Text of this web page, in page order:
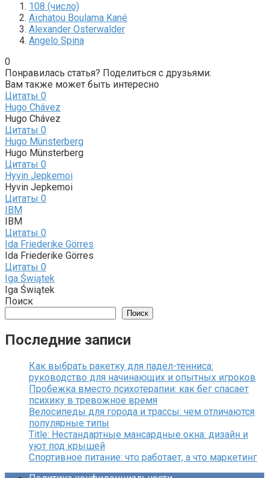
108 (число)
Aïchatou Boulama Kané
Alexander Osterwalder
Angelo Spina
0
Понравилась статья? Поделиться с друзьями:
Вам также может быть интересно
Цитаты 0
Hugo Chávez
Hugo Chávez
Цитаты 0
Hugo Münsterberg
Hugo Münsterberg
Цитаты 0
Hyvin Jepkemoi
Hyvin Jepkemoi
Цитаты 0
IBM
IBM
Цитаты 0
Ida Friederike Görres
Ida Friederike Görres
Цитаты 0
Iga Świątek
Iga Świątek
Поиск
Поиск
Последние записи
Как выбрать ракетку для падел-тенниса:
руководство для начинающих и опытных игроков
Пробежка вместо психотерапии: как бег спасает
психику в тревожное время
Велосипеды для города и трассы: чем отличаются
популярные типы
Title: Нестандартные мансардные окна: дизайн и
уют под крышей
Спортивное питание: что работает, а что маркетинг